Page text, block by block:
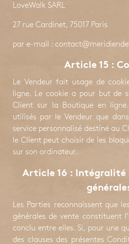
LoveWalk SARL
27 rue Cardinet, 75017 Paris
par e-mail :
Article 15 :
Le Vendeur fait usage de
ligne. Le cookie a pour but de
Client sur la Boutique en
utilisés par le Vendeur que
service personnalisé destiné au
le Client peut choisir de les
sur son ordinateur.
Article 16 : Intégralité
Les Parties reconnaissent que
générales de vente constituent
conclu entre elles. Si, pour une
des clauses des présentes